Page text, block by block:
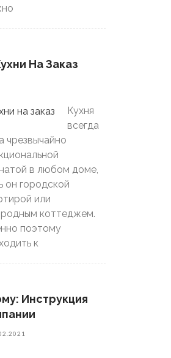
На Заказ
Кухня
всегда
чрезвычайно
в любом доме,
он городской
или
коттеджем.
поэтому
к
Инструкция